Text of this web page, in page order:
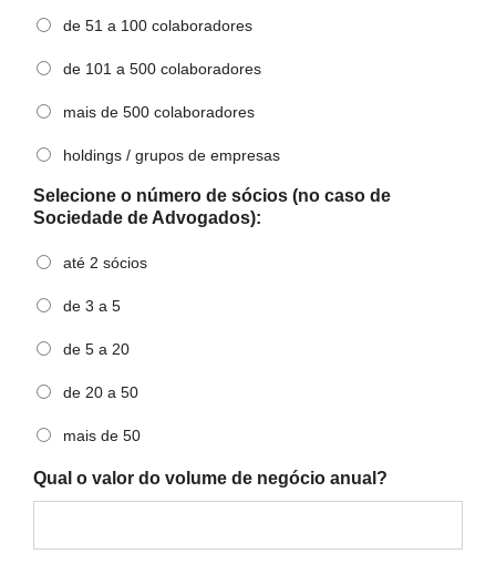
de 51 a 100 colaboradores
de 101 a 500 colaboradores
mais de 500 colaboradores
holdings / grupos de empresas
Selecione o número de sócios (no caso de
Sociedade de Advogados):
até 2 sócios
de 3 a 5
de 5 a 20
de 20 a 50
mais de 50
Qual o valor do volume de negócio anual?